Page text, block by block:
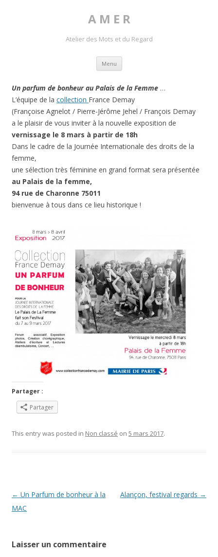
A M E R
Atelier des Mots et du Regard
Menu Skip to content
Un parfum de bonheur au Palais de la Femme …
L’équipe de la collection France Demay
(Françoise Agnelot / Pierre-Jérôme Jehel / François Demay
a le plaisir de vous inviter à la nouvelle exposition de
vernissage le 8 mars à partir de 18h
Dans le cadre de la Journée Internationale des droits de la
femme,
une sélection très féminine en grand format sera présentée
au Palais de la femme,
94 rue de Charonne 75011
bienvenue à tous dans ce lieu historique !
Partager :
Partager
This entry was posted in Non classé on 5 mars 2017.
Post navigation
← Un Parfum de bonheur à la
MAC
Alançon, festival regards →
Laisser un commentaire